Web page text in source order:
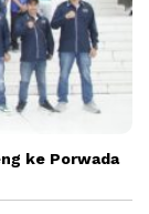
ke Porwada